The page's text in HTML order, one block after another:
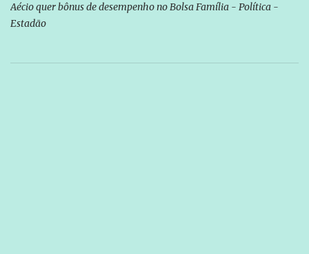
Aécio quer bônus de desempenho no Bolsa Família - Política -
Estadão